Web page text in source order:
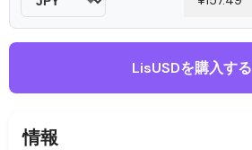
LisUSDを購入する
情報